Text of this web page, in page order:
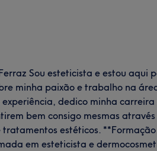
Sou esteticista e estou aqui
minha paixão e trabalho na
dedico minha carreira
bem consigo mesmas
estéticos.
em esteticista e